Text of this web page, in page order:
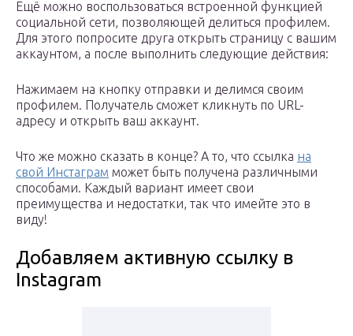
Ещё можно воспользоваться встроенной функцией
социальной сети, позволяющей делиться профилем.
Для этого попросите друга открыть страницу с вашим
аккаунтом, а после выполнить следующие действия:
Нажимаем на кнопку отправки и делимся своим
профилем. Получатель сможет кликнуть по URL-
адресу и открыть ваш аккаунт.
Что же можно сказать в конце? А то, что ссылка на
свой Инстаграм может быть получена различными
способами. Каждый вариант имеет свои
преимущества и недостатки, так что имейте это в
виду!
Добавляем активную ссылку в
Instagram